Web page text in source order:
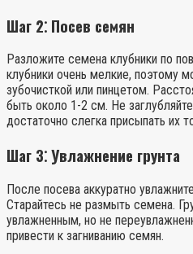
Шаг 2⁚ Посев семян
Разложите семена клубники по
клубники очень мелкие, поэтому
зубочисткой или пинцетом.
быть около 1-2 см. Не
достаточно слегка присыпать их
Шаг 3⁚ Увлажнение грунта
После посева аккуратно
Старайтесь не размыть семена.
увлажненным, но не
привести к загниванию семян.